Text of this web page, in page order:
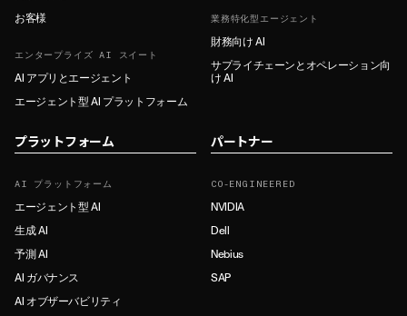
お客様
エンタープライズ AI スイート
AI アプリとエージェント
エージェント型 AI プラットフォーム
業務特化型エージェント
財務向け AI
サプライチェーンとオペレーション向
け AI
プラットフォーム
AI プラットフォーム
エージェント型 AI
生成 AI
予測 AI
AI ガバナンス
AI オブザーバビリティ
パートナー
CO-ENGINEERED
NVIDIA
Dell
Nebius
SAP